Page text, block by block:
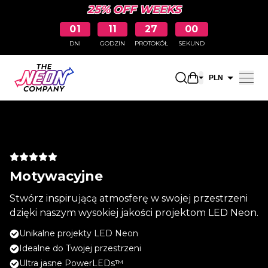
25% OFF WEEKS
01
DNI
11
GODZIN
27
PROTOKÓŁ
00
SEKUND
Otwarty koszyk
PLN
Motywacyjne
Stwórz inspirującą atmosferę w swojej przestrzeni
dzięki naszym wysokiej jakości projektom LED Neon.
Unikalne projekty LED Neon
Idealne do Twojej przestrzeni
Ultra jasne PowerLEDs™